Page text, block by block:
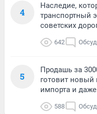
4
Наследие,
транспортный
советских
642
5
Продашь за
готовит новый
импорта и
588